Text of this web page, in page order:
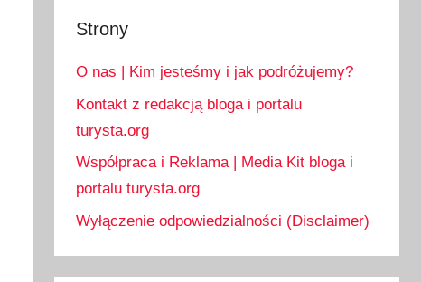
Strony
O nas | Kim jesteśmy i jak podróżujemy?
Kontakt z redakcją bloga i portalu
turysta.org
Współpraca i Reklama | Media Kit bloga i
portalu turysta.org
Wyłączenie odpowiedzialności (Disclaimer)